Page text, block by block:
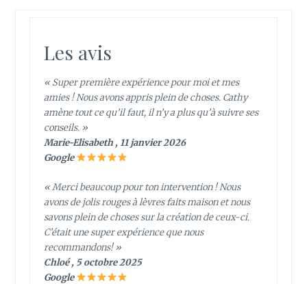
Les avis
« Super première expérience pour moi et mes
amies ! Nous avons appris plein de choses. Cathy
amène tout ce qu’il faut, il n’y a plus qu’à suivre ses
conseils. »
Marie-Elisabeth , 11 janvier 2026
Google
« Merci beaucoup pour ton intervention ! Nous
avons de jolis rouges à lèvres faits maison et nous
savons plein de choses sur la création de ceux-ci.
C’était une super expérience que nous
recommandons! »
Chloé , 5 octobre 2025
Google